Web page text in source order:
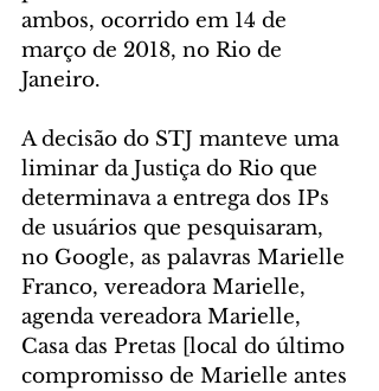
ambos, ocorrido em 14 de
março de 2018, no Rio de
Janeiro.
A decisão do STJ manteve uma
liminar da Justiça do Rio que
determinava a entrega dos IPs
de usuários que pesquisaram,
no Google, as palavras Marielle
Franco, vereadora Marielle,
agenda vereadora Marielle,
Casa das Pretas [local do último
compromisso de Marielle antes